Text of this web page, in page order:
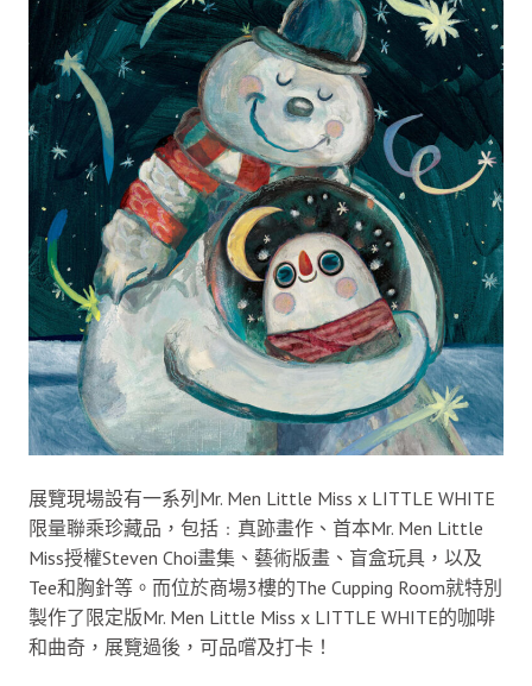
展覽現場設有一系列Mr. Men Little Miss x LITTLE WHITE
限量聯乘珍藏品，包括﹕真跡畫作、首本Mr. Men Little
Miss授權Steven Choi畫集、藝術版畫、盲盒玩具，以及
Tee和胸針等。而位於商場3樓的The Cupping Room就特別
製作了限定版Mr. Men Little Miss x LITTLE WHITE的咖啡
和曲奇，展覽過後，可品嚐及打卡！